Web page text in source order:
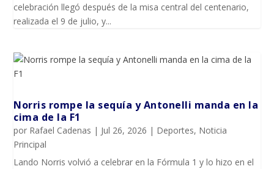
celebración llegó después de la misa central del centenario,
realizada el 9 de julio, y...
Norris rompe la sequía y Antonelli manda en la
cima de la F1
por Rafael Cadenas | Jul 26, 2026 | Deportes, Noticia
Principal
Lando Norris volvió a celebrar en la Fórmula 1 y lo hizo en el